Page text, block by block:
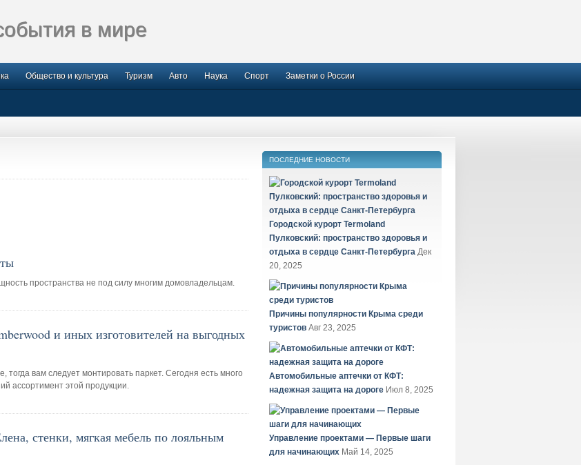
в мире
Общество и культура Туризм Авто Наука Спорт Заметки о России
пространства не под силу многим домовладельцам.
и иных изготовителей на выгодных
тогда вам следует монтировать паркет. Сегодня есть много
ассортимент этой продукции.
стенки, мягкая мебель по лояльным
ПОСЛЕДНИЕ НОВОСТИ
Городской курорт Termoland
Пулковский: пространство здоровья и
отдыха в сердце Санкт-Петербурга Дек
20, 2025
Причины популярности Крыма среди
туристов Авг 23, 2025
Автомобильные аптечки от КФТ:
надежная защита на дороге Июл 8, 2025
Управление проектами — Первые шаги
для начинающих Май 14, 2025